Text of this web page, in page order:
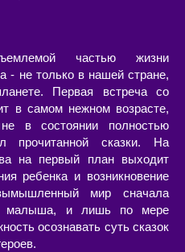
частью жизни
- не только в нашей стране,
Первая встреча со
в самом нежном возрасте,
в состоянии полностью
прочитанной сказки. На
на первый план выходит
ребенка и возникновение
мир сначала
малыша, и лишь по мере
осознавать суть сказок